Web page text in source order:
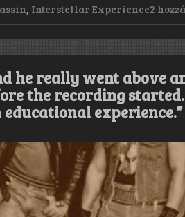
, Interstellar Experience2
he really went above
the recording
experience.”